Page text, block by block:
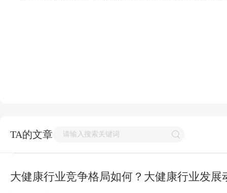
TA的文章 请输入搜索关键词
大健康行业竞争格局如何？大健康行业发展